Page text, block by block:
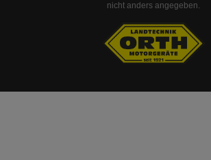
nicht anders angegeben.